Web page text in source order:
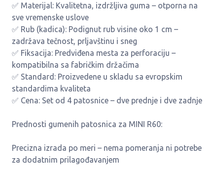
✅ Materijal: Kvalitetna, izdržljiva guma – otporna na
sve vremenske uslove
✅ Rub (kadica): Podignut rub visine oko 1 cm –
zadržava tečnost, prljavštinu i sneg
✅ Fiksacija: Predviđena mesta za perforaciju –
kompatibilna sa fabričkim držačima
✅ Standard: Proizvedene u skladu sa evropskim
standardima kvaliteta
✅ Cena: Set od 4 patosnice – dve prednje i dve zadnje
Prednosti gumenih patosnica za MINI R60:
Precizna izrada po meri – nema pomeranja ni potrebe
za dodatnim prilagođavanjem